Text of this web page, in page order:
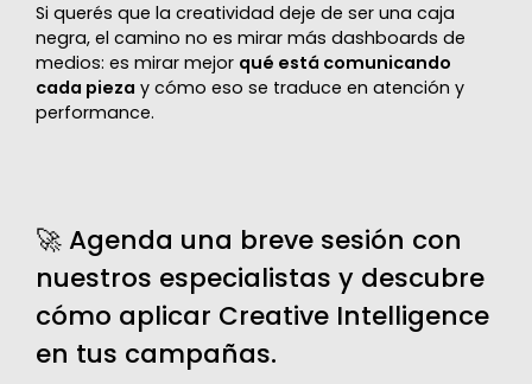
Si querés que la creatividad deje de ser una caja
negra, el camino no es mirar más dashboards de
medios: es mirar mejor qué está comunicando
cada pieza y cómo eso se traduce en atención y
performance.
🚀 Agenda una breve sesión con
nuestros especialistas y descubre
cómo aplicar Creative Intelligence
en tus campañas.